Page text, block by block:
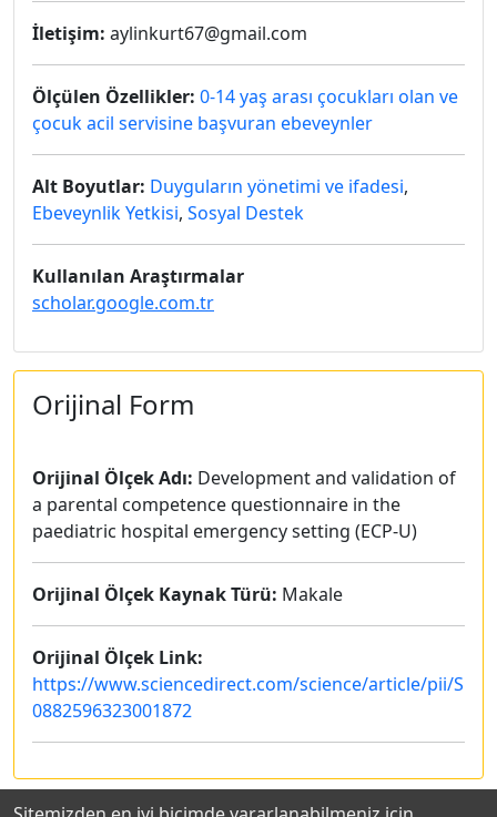
İletişim: aylinkurt67@gmail.com
Ölçülen Özellikler: 0-14 yaş arası çocukları olan ve
çocuk acil servisine başvuran ebeveynler
Alt Boyutlar: Duyguların yönetimi ve ifadesi,
Ebeveynlik Yetkisi, Sosyal Destek
Kullanılan Araştırmalar
scholar.google.com.tr
Orijinal Form
Orijinal Ölçek Adı: Development and validation of
a parental competence questionnaire in the
paediatric hospital emergency setting (ECP-U)
Orijinal Ölçek Kaynak Türü: Makale
Orijinal Ölçek Link:
https://www.sciencedirect.com/science/article/pii/S
0882596323001872